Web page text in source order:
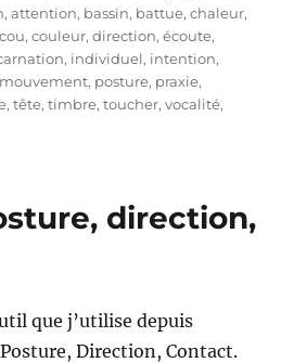
,attention, bassin, battue,chaleur,
cou,couleur,direction,écoute,
, individuel, intention,
mouvement, posture, praxie,
,tête,timbre,toucher,vocalité,
direction,
que j’utilise depuis
Direction, Contact.